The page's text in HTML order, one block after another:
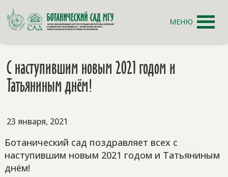
МЕНЮ
С наступившим новым 2021 годом и
Татьяниным днём!
23 января, 2021
Ботанический сад поздравляет всех с
наступившим новым 2021 годом и Татьяниным
днём!